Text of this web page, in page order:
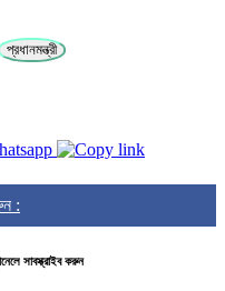
প্রধানমন্ত্রী
:
সাবস্ক্রাইব করুন